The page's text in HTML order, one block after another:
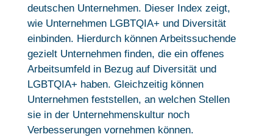
deutschen Unternehmen. Dieser Index zeigt,
wie Unternehmen LGBTQIA+ und Diversität
einbinden. Hierdurch können Arbeitssuchende
gezielt Unternehmen finden, die ein offenes
Arbeitsumfeld in Bezug auf Diversität und
LGBTQIA+ haben. Gleichzeitig können
Unternehmen feststellen, an welchen Stellen
sie in der Unternehmenskultur noch
Verbesserungen vornehmen können.